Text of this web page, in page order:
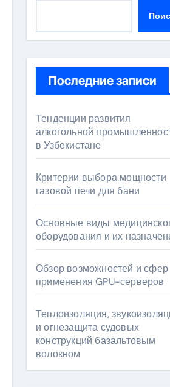
Последние записи
Тенденции развития
алкогольной
в Узбекистане
Критерии выбора мощности
газовой печи для бани
Основные виды
оборудования и их
Обзор возможностей и сфер
применения GPU-серверов
Теплоизоляция,
и огнезащита судовых
конструкций базальтовым
волокном